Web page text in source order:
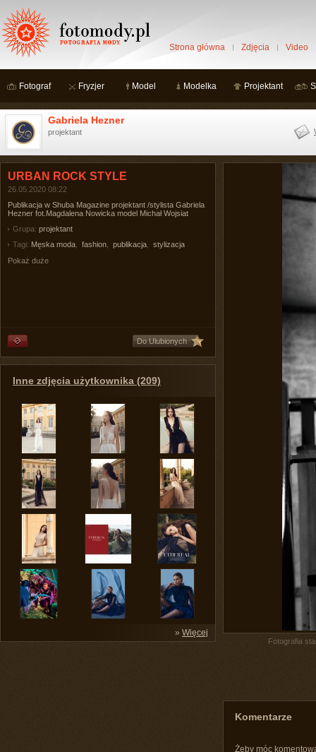
Strona główna Zdjęcia Video
Fotograf Fryzjer Model Modelka Projektant
Gabriela Hezner
projektant
URBAN ROCK STYLE
26.05.2020 08:22
Publikacja w Shuba Magazine projektant /stylista Gabriela
Hezner fot.Magdalena Nowicka model Michał Wojsiat
Grupa: projektant
Tagi: Męska moda fashion publikacja
stylizacja
Pokaż duże
Do Ulubionych
Inne zdjęcia użytkownika (209)
» Więcej
Fotografia
Komentarze
Żeby móc